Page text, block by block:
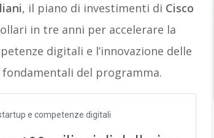
, il piano di investimenti di Cisco
in tre anni per accelerare la
digitali e l’innovazione delle
del programma.